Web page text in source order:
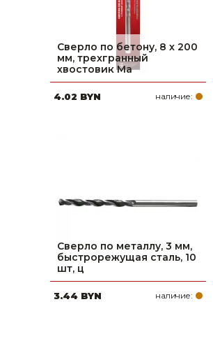
Сверло по бетону, 8 х 200
мм, трехгранный
хвостовик Ma
4.02 BYN наличие:
Сверло по металлу, 3 мм,
быстрорежущая сталь, 10
шт, ц
3.44 BYN наличие: